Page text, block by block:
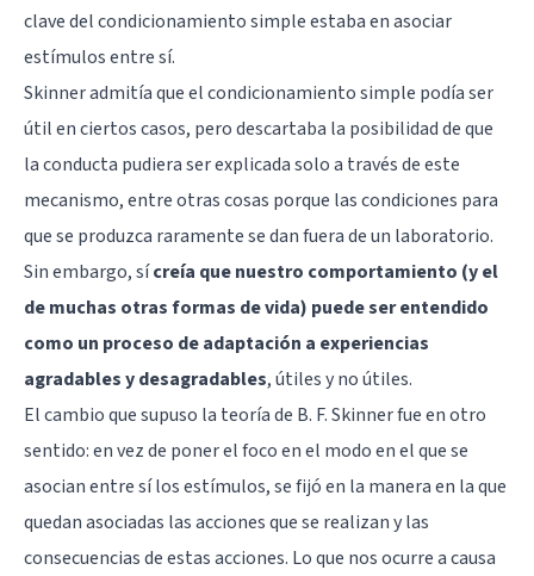
clave del condicionamiento simple estaba en asociar
estímulos entre sí.
Skinner admitía que el condicionamiento simple podía ser
útil en ciertos casos, pero descartaba la posibilidad de que
la conducta pudiera ser explicada solo a través de este
mecanismo, entre otras cosas porque las condiciones para
que se produzca raramente se dan fuera de un laboratorio.
Sin embargo, sícreía que nuestro comportamiento (y el
de muchas otras formas de vida) puede ser entendido
como un proceso de adaptación a experiencias
agradables y desagradables, útiles y no útiles.
El cambio que supuso la teoría de B. F. Skinner fue en otro
sentido: en vez de poner el foco en el modo en el que se
asocian entre sí los estímulos, se fijó en la manera en la que
quedan asociadas las acciones que se realizan y las
consecuencias de estas acciones. Lo que nos ocurre a causa